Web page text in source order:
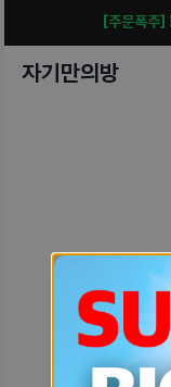
[주문폭주]
자기만의방